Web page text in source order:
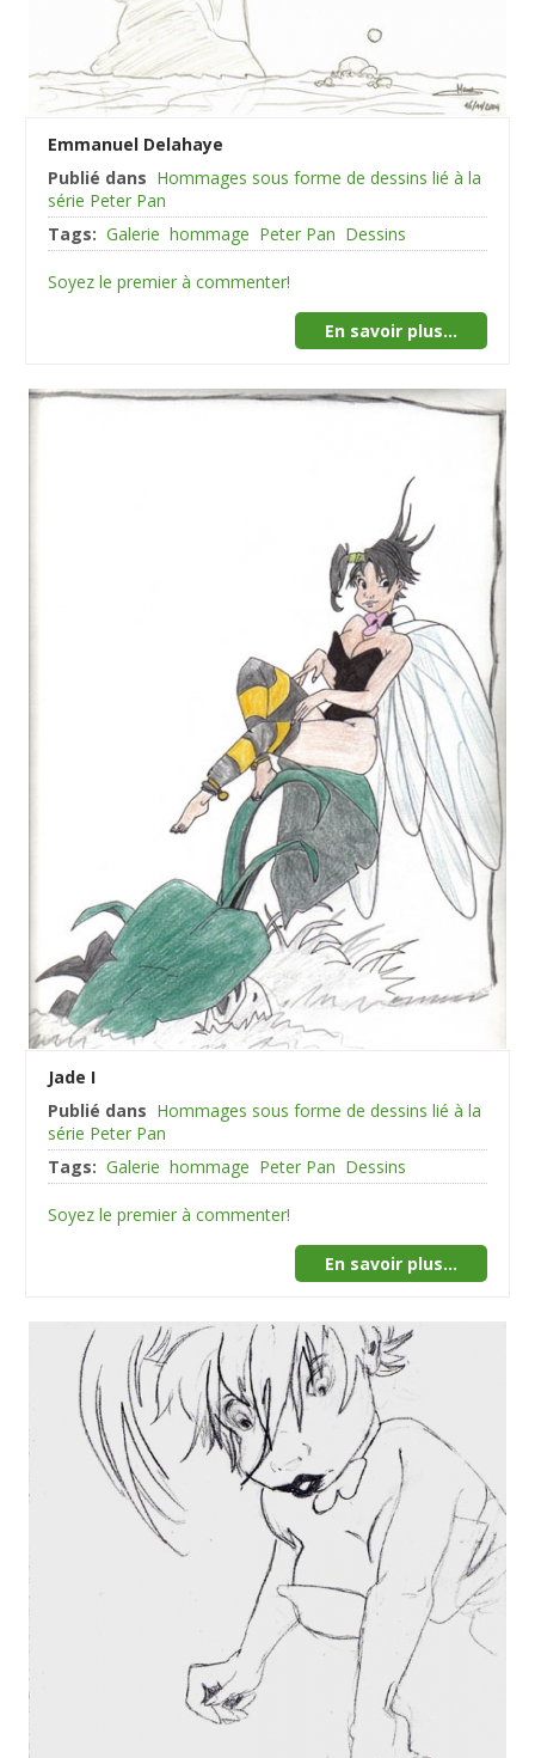
Emmanuel Delahaye
Publié dans Hommages sous forme de dessins lié à la
série Peter Pan
Tags: Galerie hommage Peter Pan Dessins
Soyez le premier à commenter!
En savoir plus...
Jade I
Publié dans Hommages sous forme de dessins lié à la
série Peter Pan
Tags: Galerie hommage Peter Pan Dessins
Soyez le premier à commenter!
En savoir plus...